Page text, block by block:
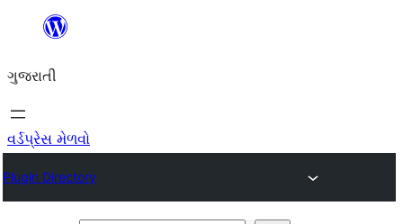
કંટેન્ટ(લખાણ)
જાઓ
ગુજરાતી
વર્ડપ્રેસ મેળવો
Plugin Directory